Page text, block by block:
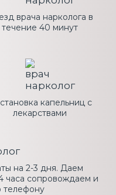
врача нарколога в
течение 40 минут
капельниц с
лекарствами
на 2-3 дня. Даем
часа сопровождаем и
телефону